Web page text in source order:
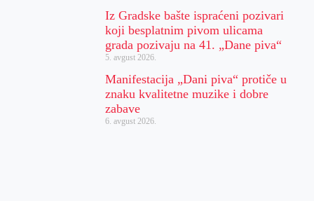
Iz Gradske bašte ispraćeni pozivari
koji besplatnim pivom ulicama
grada pozivaju na 41. „Dane piva“
5. avgust 2026.
Manifestacija „Dani piva“ protiče u
znaku kvalitetne muzike i dobre
zabave
6. avgust 2026.